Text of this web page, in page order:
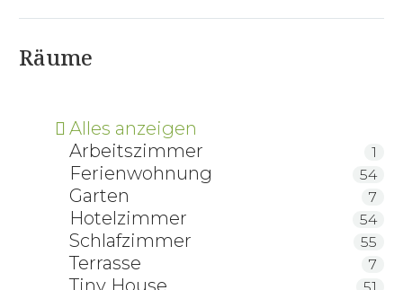
Räume
Alles anzeigen
Arbeitszimmer
1
Ferienwohnung 54
Garten 7
Hotelzimmer 54
Schlafzimmer 55
Terrasse 7
Tiny House